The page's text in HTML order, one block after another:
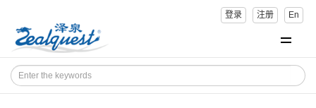
登录 注册 En